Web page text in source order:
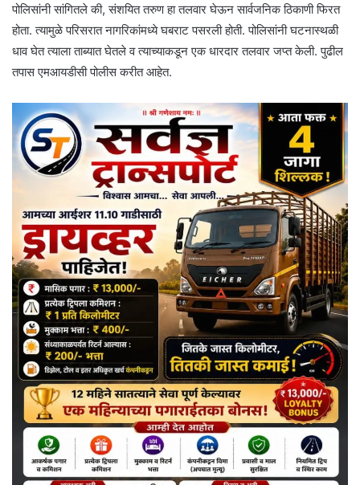
पोलिसांनी सांगितले की, संशयित तरुण हा तलवार घेऊन सार्वजनिक ठिकाणी फिरत
होता. त्यामुळे परिसरात नागरिकांमध्ये घबराट पसरली होती. पोलिसांनी घटनास्थळी
धाव घेत त्याला ताब्यात घेतले व त्याच्याकडून एक धारदार तलवार जप्त केली. पुढील
तपास एमआयडीसी पोलीस करीत आहेत.